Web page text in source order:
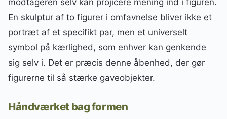
En skulptur af to figurer i omfavnelse bliver ikke et
portræt af et specifikt par, men et universelt
symbol på kærlighed, som enhver kan genkende
sig selv i. Det er præcis denne åbenhed, der gør
figurerne til så stærke gaveobjekter.
Håndværket bag formen